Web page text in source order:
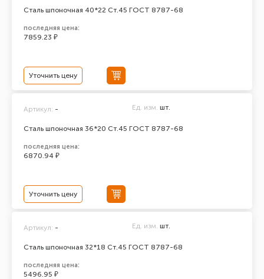
Сталь шпоночная 40*22 Ст.45 ГОСТ 8787-68
последняя цена:
7859.23 ₽
Уточнить цену
Сталь шпоночная 36*20 Ст.45 ГОСТ 8787-68
Артикул: - Ед. изм. шт.
последняя цена:
6870.94 ₽
Уточнить цену
Сталь шпоночная 32*18 Ст.45 ГОСТ 8787-68
Артикул: - Ед. изм. шт.
последняя цена:
5496.95 ₽